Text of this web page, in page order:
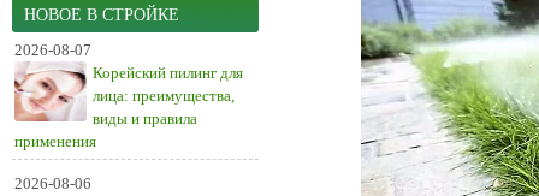
НОВОЕ В СТРОЙКЕ
2026-08-07
Корейский пилинг для
лица: преимущества,
виды и правила
применения
2026-08-06